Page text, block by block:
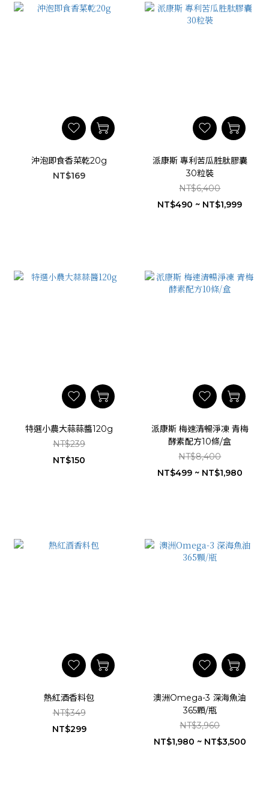
沖泡即食香菜乾20g
NT$169
派康斯 專利苦瓜胜肽膠囊
30粒裝
NT$6,400
NT$490 ~ NT$1,999
特選小農大蒜蒜醬120g
NT$239
NT$150
派康斯 梅速清暢淨凍 青梅
酵素配方10條/盒
NT$8,400
NT$499 ~ NT$1,980
熱紅酒香料包
NT$349
NT$299
澳洲Omega-3 深海魚油
365顆/瓶
NT$3,960
NT$1,980 ~ NT$3,500